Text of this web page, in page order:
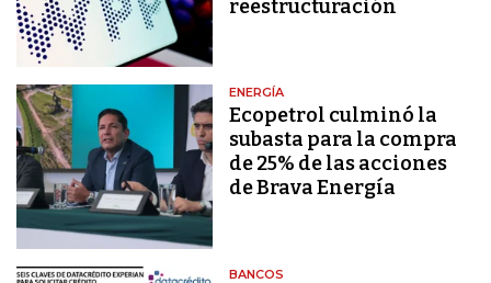
reestructuración
ENERGÍA
Ecopetrol culminó la
subasta para la compra
de 25% de las acciones
de Brava Energía
BANCOS